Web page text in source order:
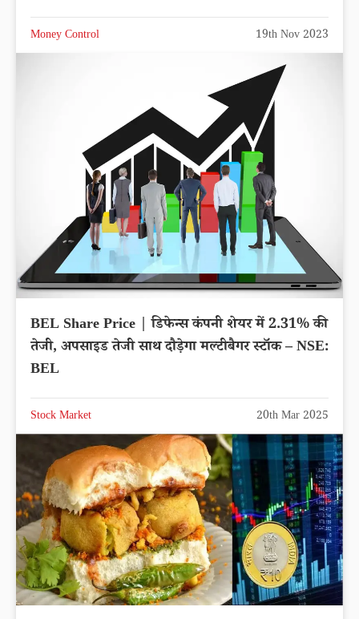
Money Control 19th Nov 2023
BEL Share Price | डिफेन्स कंपनी शेयर में 2.31% की
तेजी, अपसाइड तेजी साथ दौड़ेगा मल्टीबैगर स्टॉक – NSE:
BEL
Stock Market 20th Mar 2025